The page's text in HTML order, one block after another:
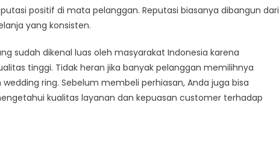
positif di mata pelanggan. Reputasi biasanya dibangun dari
yang konsisten.
sudah dikenal luas oleh masyarakat Indonesia karena
tinggi. Tidak heran jika banyak pelanggan memilihnya
ring. Sebelum membeli perhiasan, Anda juga bisa
kualitas layanan dan kepuasan customer terhadap